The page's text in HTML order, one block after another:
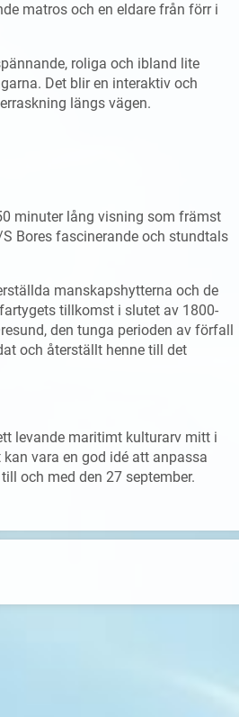
matros och en eldare från förr i
roliga och ibland lite
Det blir en interaktiv och
längs vägen.
minuter lång visning som främst
Bores fascinerande och stundtals
manskapshytterna och de
tillkomst i slutet av 1800-
den tunga perioden av förfall
och återställt henne till det
levande maritimt kulturarv mitt i
vara en god idé att anpassa
och med den 27 september.